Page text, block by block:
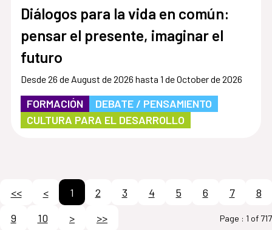
Diálogos para la vida en común:
pensar el presente, imaginar el
futuro
Desde 26 de August de 2026 hasta 1 de October de 2026
FORMACIÓN
DEBATE / PENSAMIENTO
CULTURA PARA EL DESARROLLO
<< < 1 2 3 4 5 6 7
8
9
10 > >> Page : 1 of 717